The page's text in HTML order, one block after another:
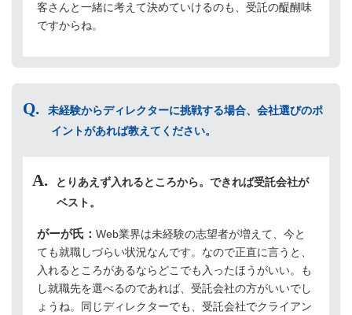
客さんと一緒に考えて決めていけるのも、受託の醍醐味
ですからね。
未経験からディレクターに挑戦する場合、会社選びのポ
イントがあれば教えてください。
とりあえず入れるところから。できれば受託会社が
ベスト。
がーが氏： Web業界は未経験の志望者が増えて、今と
ても就職しづらい状況なんです。なので正直に言うと、
入れるところがあるならどこでも入ったほうがいい。も
し就職先を選べるのであれば、受託会社の方がいいでし
ょうね。同じディレクターでも、受託会社でクライアン